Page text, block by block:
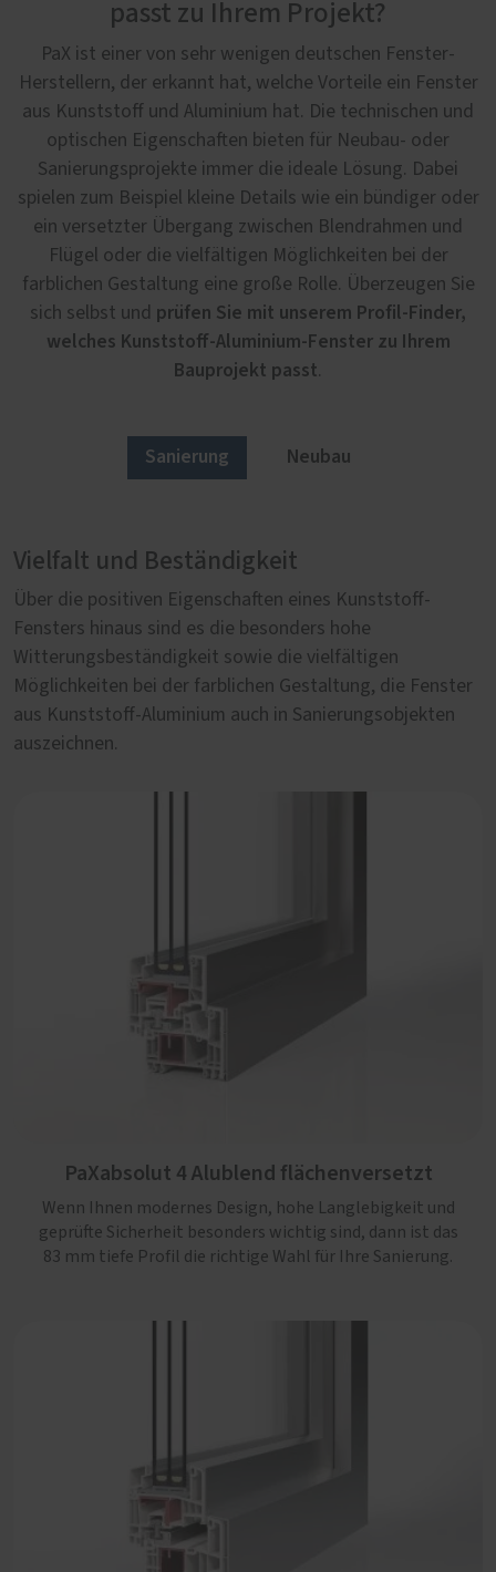
passt zu Ihrem Projekt?
PaX ist einer von sehr wenigen deutschen Fenster-
Herstellern, der erkannt hat, welche Vorteile ein Fenster
aus Kunststoff und Aluminium hat. Die technischen und
optischen Eigenschaften bieten für Neubau- oder
Sanierungsprojekte immer die ideale Lösung. Dabei
spielen zum Beispiel kleine Details wie ein bündiger oder
ein versetzter Übergang zwischen Blendrahmen und
Flügel oder die vielfältigen Möglichkeiten bei der
farblichen Gestaltung eine große Rolle. Überzeugen Sie
sich selbst und prüfen Sie mit unserem Profil-Finder,
welches Kunststoff-Aluminium-Fenster zu Ihrem
Bauprojekt passt.
Sanierung Neubau
Vielfalt und Beständigkeit
Über die positiven Eigenschaften eines Kunststoff-
Fensters hinaus sind es die besonders hohe
Witterungsbeständigkeit sowie die vielfältigen
Möglichkeiten bei der farblichen Gestaltung, die Fenster
aus Kunststoff-Aluminium auch in Sanierungsobjekten
auszeichnen.
PaXabsolut 4 Alublend flächenversetzt
Wenn Ihnen modernes Design, hohe Langlebigkeit und
geprüfte Sicherheit besonders wichtig sind, dann ist das
83 mm tiefe Profil die richtige Wahl für Ihre Sanierung.
Wenn Technik auf Ästhetik trifft
Gestalterische Freiheiten bei Architekten und Bauherren
sind im Neubau in Einklang zu bringen mit technischen
Qualitätseigenschaften, die nur ein Kunststoff-Aluminium
Fenster bieten kann. Kontrastreiche Farben,
flächenbündige Optik sowie erhöhte Anforderungen an
Wärmedämmung und Einbruchschutz sind
PaXabsolut 4 Alublend flächenbündig
Ein robustes Profil mit sehr guter Wärmedämmung,